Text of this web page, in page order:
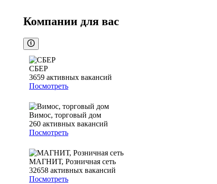
Компании для вас
СБЕР
3659 активных вакансий
Посмотреть
Вимос, торговый дом
260 активных вакансий
Посмотреть
МАГНИТ, Розничная сеть
32658 активных вакансий
Посмотреть